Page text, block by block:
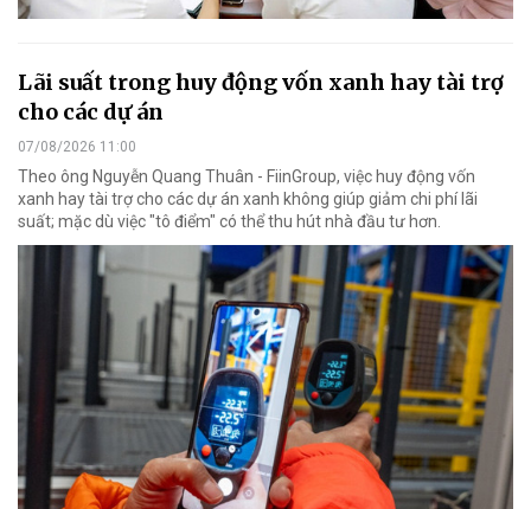
Lãi suất trong huy động vốn xanh hay tài trợ
cho các dự án
07/08/2026 11:00
Theo ông Nguyễn Quang Thuân - FiinGroup, việc huy động vốn
xanh hay tài trợ cho các dự án xanh không giúp giảm chi phí lãi
suất; mặc dù việc "tô điểm" có thể thu hút nhà đầu tư hơn.